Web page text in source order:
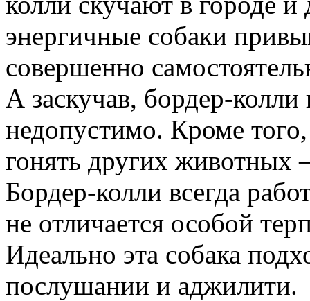
энергичные собаки
совершенно
А заскучав, бордер-колли
недопустимо. Кроме
гонять других животных
Бордер-колли всегда
не отличается особой
Идеально эта собака
послушании и аджилити.